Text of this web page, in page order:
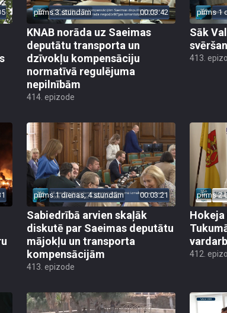
pirms 3 stundām 00:03:42
KNAB norāda uz Saeimas
deputātu transporta un
dzīvokļu kompensāciju
normatīvā regulējuma
nepilnībām
414. epizode
pirms 1
Sāk
413.
pirms 1 dienas, 4 stundām 00:03:21
Sabiedrībā arvien skaļāk
diskutē par Saeimas deputātu
mājokļu un transporta
kompensācijām
413. epizode
pirms 2
412.